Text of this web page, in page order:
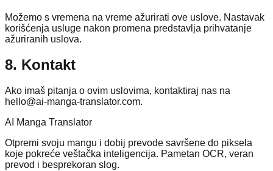
Možemo s vremena na vreme ažurirati ove uslove. Nastavak
korišćenja usluge nakon promena predstavlja prihvatanje
ažuriranih uslova.
8. Kontakt
Ako imaš pitanja o ovim uslovima, kontaktiraj nas na
hello@ai-manga-translator.com.
AI Manga Translator
Otpremi svoju mangu i dobij prevode savršene do piksela
koje pokreće veštačka inteligencija. Pametan OCR, veran
prevod i besprekoran slog.